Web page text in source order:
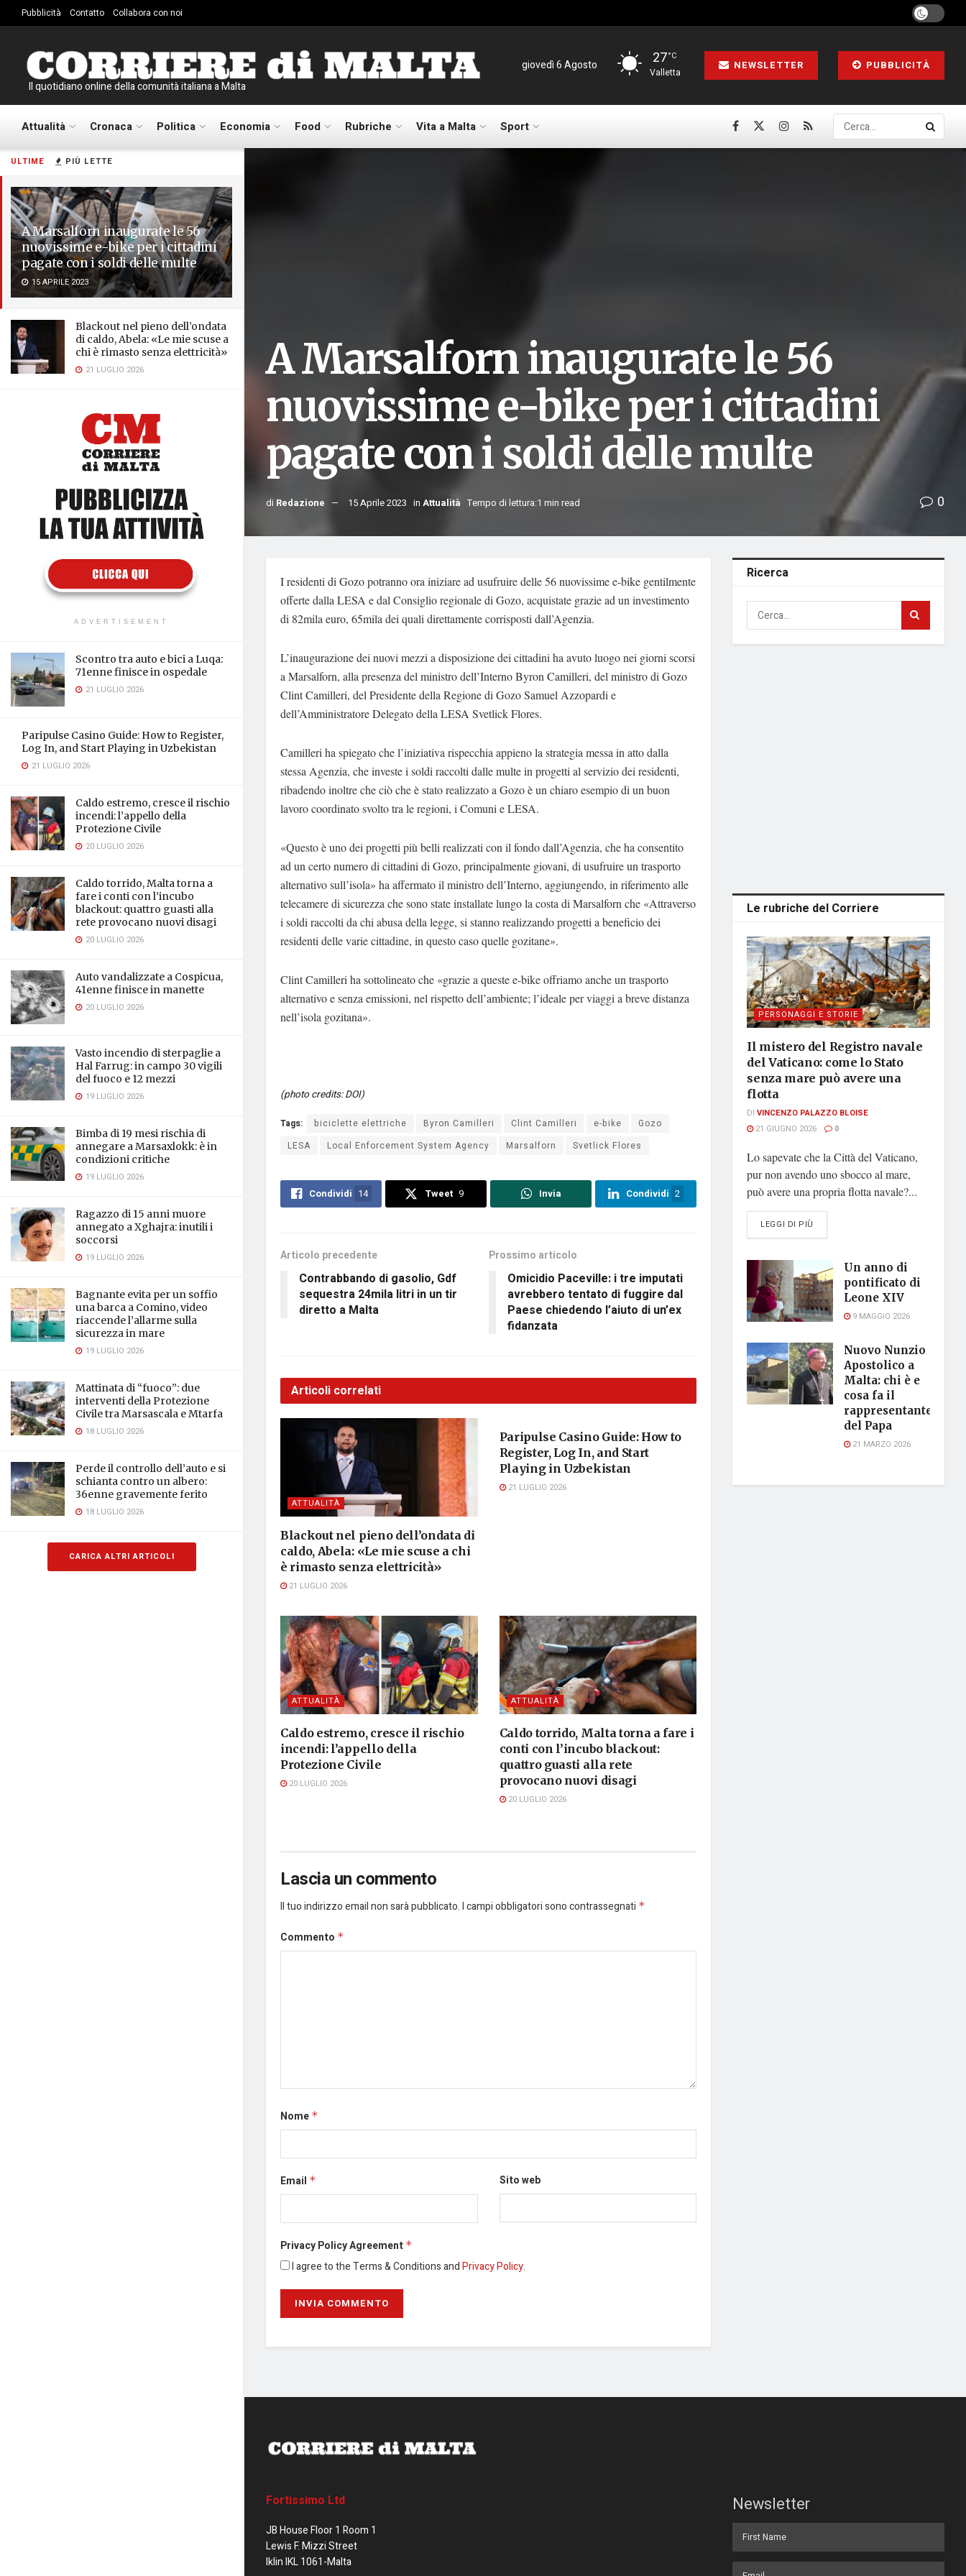
ULTIME PIÙ LETTE
A Marsalforn inaugurate le 56
nuovissime e-bike per i cittadini
pagate con i soldi delle multe
15 APRILE 2023
Blackout nel pieno dell’ondata
di caldo, Abela: «Le mie scuse a
chi è rimasto senza elettricità»
21 LUGLIO 2026
ADVERTISEMENT
Scontro tra auto e bici a Luqa:
71enne finisce in ospedale
21 LUGLIO 2026
Paripulse Casino Guide: How to Register,
Log In, and Start Playing in Uzbekistan
21 LUGLIO 2026
Caldo estremo, cresce il rischio
incendi: l’appello della
Protezione Civile
20 LUGLIO 2026
Caldo torrido, Malta torna a
fare i conti con l’incubo
blackout: quattro guasti alla
rete provocano nuovi disagi
20 LUGLIO 2026
Auto vandalizzate a Cospicua,
41enne finisce in manette
20 LUGLIO 2026
Vasto incendio di sterpaglie a
Hal Farrug: in campo 30 vigili
del fuoco e 12 mezzi
19 LUGLIO 2026
Bimba di 19 mesi rischia di
annegare a Marsaxlokk: è in
condizioni critiche
19 LUGLIO 2026
Ragazzo di 15 anni muore
annegato a Xghajra: inutili i
soccorsi
19 LUGLIO 2026
Bagnante evita per un soffio
una barca a Comino, video
riaccende l’allarme sulla
sicurezza in mare
19 LUGLIO 2026
Mattinata di “fuoco”: due
interventi della Protezione
Civile tra Marsascala e Mtarfa
18 LUGLIO 2026
Perde il controllo dell’auto e si
schianta contro un albero:
36enne gravemente ferito
18 LUGLIO 2026
CARICA ALTRI ARTICOLI
Pubblicità Contatto Collabora con noi
Il quotidiano online della comunità italiana a Malta
giovedì 6 Agosto 27°C
Valletta
NEWSLETTER PUBBLICITÀ
Attualità Cronaca Politica Economia Food Rubriche Vita a Malta Sport
A Marsalforn inaugurate le 56
nuovissime e-bike per i cittadini
pagate con i soldi delle multe
di Redazione 15 Aprile 2023 in Attualità Tempo di lettura:1 min read 0
I residenti di Gozo potranno ora iniziare ad usufruire delle 56 nuovissime e-bike gentilmente
offerte dalla LESA e dal Consiglio regionale di Gozo, acquistate grazie ad un investimento
di 82mila euro, 65mila dei quali direttamente corrisposti dall’Agenzia.
L’inaugurazione dei nuovi mezzi a disposizione dei cittadini ha avuto luogo nei giorni scorsi
a Marsalforn, alla presenza del ministro dell’Interno Byron Camilleri, del ministro di Gozo
Clint Camilleri, del Presidente della Regione di Gozo Samuel Azzopardi e
dell’Amministratore Delegato della LESA Svetlick Flores.
Camilleri ha spiegato che l’iniziativa rispecchia appieno la strategia messa in atto dalla
stessa Agenzia, che investe i soldi raccolti dalle multe in progetti al servizio dei residenti,
ribadendo inoltre che ciò che è stato realizzato a Gozo è un chiaro esempio di un buon
lavoro coordinato svolto tra le regioni, i Comuni e LESA.
«Questo è uno dei progetti più belli realizzati con il fondo dall’Agenzia, che ha consentito
ad un certo numero di cittadini di Gozo, principalmente giovani, di usufruire un trasporto
alternativo sull’isola» ha affermato il ministro dell’Interno, aggiungendo, in riferimento alle
telecamere di sicurezza che sono state installate lungo la costa di Marsalforn che «Attraverso
i soldi raccolti da chi abusa della legge, si stanno realizzando progetti a beneficio dei
residenti delle varie cittadine, in questo caso quelle gozitane».
Clint Camilleri ha sottolineato che «grazie a queste e-bike offriamo anche un trasporto
alternativo e senza emissioni, nel rispetto dell’ambiente; l’ideale per viaggi a breve distanza
nell’isola gozitana».
(photo credits: DOI)
Tags: biciclette elettriche Byron Camilleri Clint Camilleri e-bike
Gozo
LESA
Local Enforcement System Agency Marsalforn Svetlick Flores
Condividi 14 Tweet 9 Invia Condividi 2
Articolo precedente
Contrabbando di gasolio, Gdf
sequestra 24mila litri in un tir
diretto a Malta
Prossimo articolo
Omicidio Paceville: i tre imputati
avrebbero tentato di fuggire dal
Paese chiedendo l’aiuto di un’ex
fidanzata
Articoli correlati
ATTUALITÀ
Blackout nel pieno dell’ondata di
caldo, Abela: «Le mie scuse a chi
è rimasto senza elettricità»
21 LUGLIO 2026
ATTUALITÀ
Paripulse Casino Guide: How to
Register, Log In, and Start
Playing in Uzbekistan
21 LUGLIO 2026
ATTUALITÀ
Caldo estremo, cresce il rischio
incendi: l’appello della
Protezione Civile
20 LUGLIO 2026
ATTUALITÀ
Caldo torrido, Malta torna a fare i
conti con l’incubo blackout:
quattro guasti alla rete
provocano nuovi disagi
20 LUGLIO 2026
Lascia un commento
Il tuo indirizzo email non sarà pubblicato.I campi obbligatori sono contrassegnati *
Commento *
Nome *
Email * Sito web
Privacy Policy Agreement *
I agree to the Terms & Conditions andPrivacy Policy.
Ricerca
Le rubriche del Corriere
PERSONAGGI E STORIE
Il mistero del Registro navale
del Vaticano: come lo Stato
senza mare può avere una
flotta
DI VINCENZO PALAZZO BLOISE
21 GIUGNO 2026
0
Lo sapevate che la Città del Vaticano,
pur non avendo uno sbocco al mare,
può avere una propria flotta navale?...
LEGGI DI PIÙ
Un anno di
pontificato di
Leone XIV
9 MAGGIO 2026
Nuovo Nunzio
Apostolico a
Malta: chi è e
cosa fa il
rappresentante
del Papa
21 MARZO 2026
Fortissimo Ltd
JB House Floor 1 Room 1
Lewis F. Mizzi Street
Iklin IKL 1061-Malta
Newsletter